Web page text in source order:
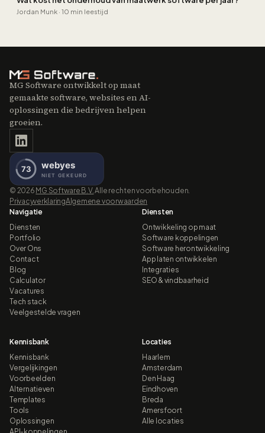
Jordan Munk · 10 min leestijd
MG Software ontwikkelt op maat
gemaakte software, websites en AI-
oplossingen die bedrijven helpen
groeien.
© 2026 MG Software B.V. Alle rechten voorbehouden.
PrivacyverklaringAlgemene voorwaarden
Navigatie
Diensten
Portfolio
Over Ons
Contact
Blog
Calculator
Vacatures
Tech stack
Veelgestelde vragen
Diensten
Ontwikkeling op maat
Software koppelingen
Software herontwikkeling
App laten ontwikkelen
Integraties
SEO & vindbaarheid
Kennisbank
Kennisbank
Vergelijkingen
Voorbeelden
Alternatieven
Templates
Tools
Oplossingen
Locaties
Haarlem
Amsterdam
Den Haag
Eindhoven
Breda
Amersfoort
Alle locaties